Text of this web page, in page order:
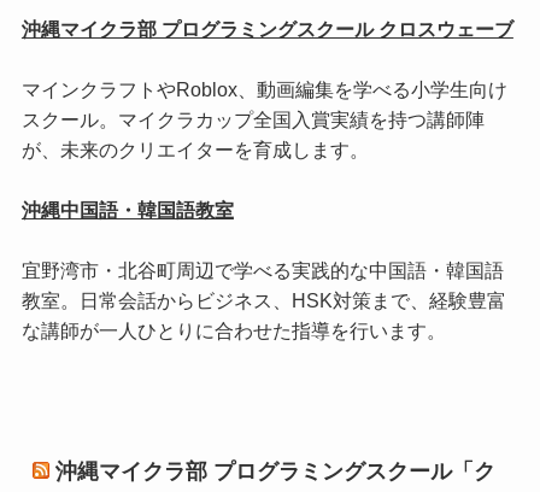
沖縄マイクラ部 プログラミングスクール クロスウェーブ
マインクラフトやRoblox、動画編集を学べる小学生向け
スクール。マイクラカップ全国入賞実績を持つ講師陣
が、未来のクリエイターを育成します。
沖縄中国語・韓国語教室
宜野湾市・北谷町周辺で学べる実践的な中国語・韓国語
教室。日常会話からビジネス、HSK対策まで、経験豊富
な講師が一人ひとりに合わせた指導を行います。
沖縄マイクラ部 プログラミングスクール「ク